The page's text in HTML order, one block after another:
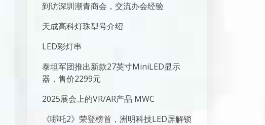
到访深圳潮青商会，交流办会经验
天成高科灯珠型号介绍
LED彩灯串
泰坦军团推出新款27英寸MiniLED显示
器，售价2299元
2025展会上的VR/AR产品 MWC
《哪吒2》荣登榜首，洲明科技LED屏解锁